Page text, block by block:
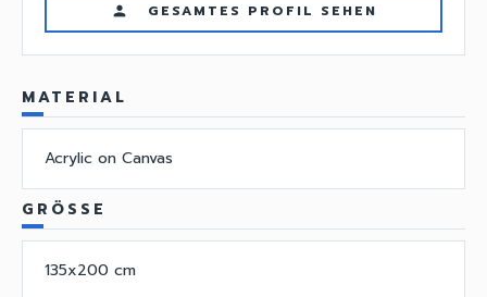
person GESAMTES PROFIL SEHEN
MATERIAL
Acrylic on Canvas
GRÖSSE
135x200 cm